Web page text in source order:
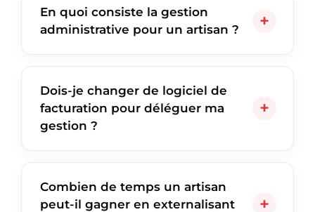
En quoi consiste la gestion
administrative pour un artisan ?
Dois-je changer de logiciel de
facturation pour déléguer ma
gestion ?
Combien de temps un artisan
peut-il gagner en externalisant